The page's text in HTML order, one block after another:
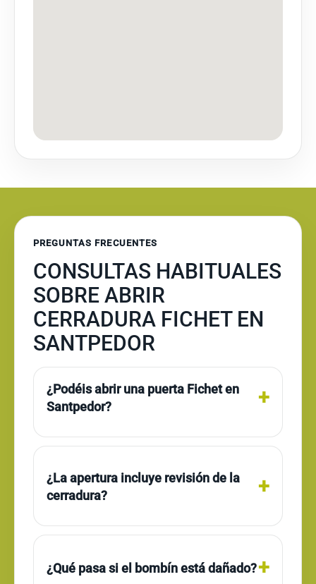
PREGUNTAS FRECUENTES
CONSULTAS HABITUALES
SOBRE ABRIR
CERRADURA FICHET EN
SANTPEDOR
¿Podéis abrir una puerta Fichet en
Santpedor?
¿La apertura incluye revisión de la
cerradura?
¿Qué pasa si el bombín está dañado?